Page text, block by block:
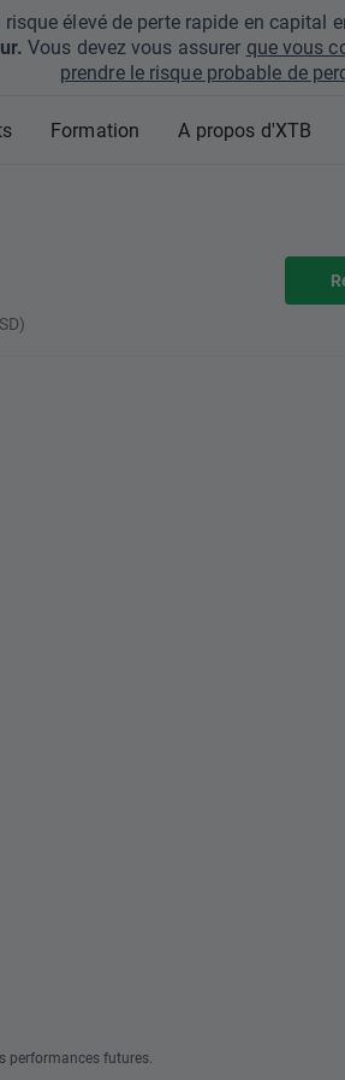
élevé de perte rapide en capital
Vous devez vous assurer que vous
prendre le risque probable de
Formation A propos d'XTB
performances futures.